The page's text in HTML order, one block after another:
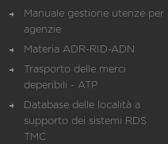
Manuale gestione utenze per
agenzie
Materia ADR-RID-ADN
Trasporto delle merci
deperibili - ATP
Database delle località a
supporto dei sistemi RDS
TMC